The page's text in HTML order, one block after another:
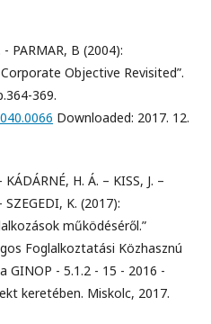
- PARMAR, B (2004):
Objective Revisited”.
369.
Downloaded: 2017. 12.
KÁDÁRNÉ, H. Á. – KISS, J. –
SZEGEDI, K. (2017):
működéséről.”
Foglalkoztatási Közhasznú
GINOP - 5.1.2 - 15 - 2016 -
keretében. Miskolc, 2017.